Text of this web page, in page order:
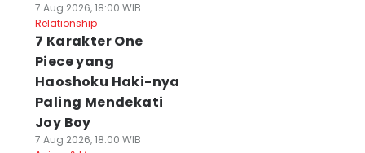
7 Aug 2026, 18:00 WIB
Relationship
7 Karakter One
Piece yang
Haoshoku Haki-nya
Paling Mendekati
Joy Boy
7 Aug 2026, 18:00 WIB